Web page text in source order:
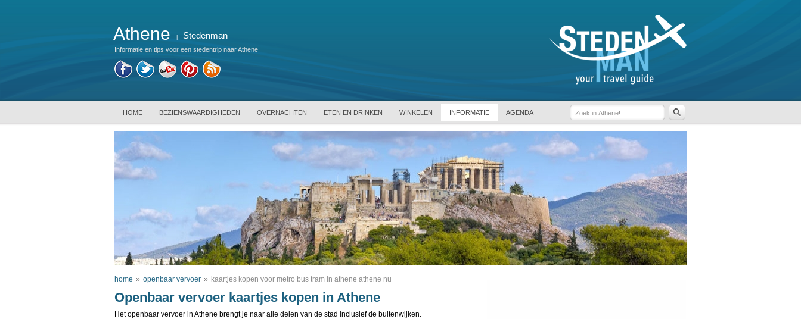
Athene Stedenman
Informatie en tips voor een stedentrip naar Athene
HOME BEZIENSWAARDIGHEDEN OVERNACHTEN ETEN EN DRINKEN WINKELEN INFORMATIE AGENDA
home » openbaar vervoer » kaartjes kopen voor metro bus tram in athene athene nu
Openbaar vervoer kaartjes kopen in Athene
Het openbaar vervoer in Athene brengt je naar alle delen van de stad inclusief de buitenwijken.